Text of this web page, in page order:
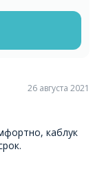
26 августа 2021
каблук